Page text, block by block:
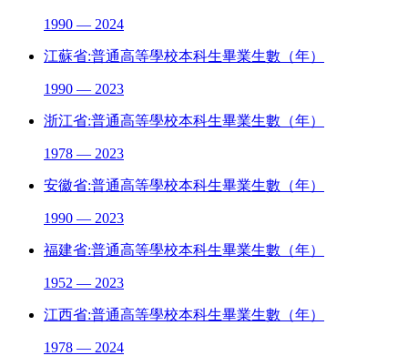
1990 — 2024
江蘇省:普通高等學校本科生畢業生數（年）
1990 — 2023
浙江省:普通高等學校本科生畢業生數（年）
1978 — 2023
安徽省:普通高等學校本科生畢業生數（年）
1990 — 2023
福建省:普通高等學校本科生畢業生數（年）
1952 — 2023
江西省:普通高等學校本科生畢業生數（年）
1978 — 2024